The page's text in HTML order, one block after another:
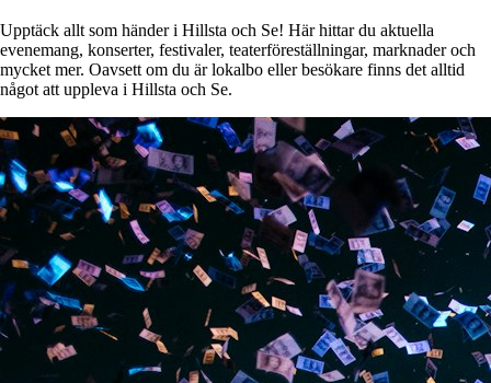
Upptäck allt som händer i Hillsta och Se! Här hittar du aktuella
evenemang, konserter, festivaler, teaterföreställningar, marknader och
mycket mer. Oavsett om du är lokalbo eller besökare finns det alltid
något att uppleva i Hillsta och Se.